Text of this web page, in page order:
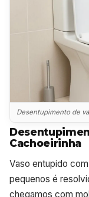
Desentupimento de
Cachoeirinha
Vaso entupido
pequenos é
chegamos com